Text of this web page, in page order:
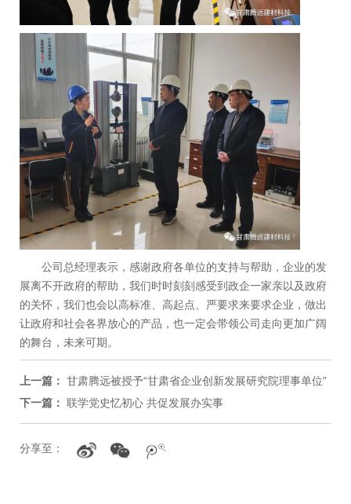
公司总经理表示，感谢政府各单位的支持与帮助，企业的发
展离不开政府的帮助，我们时时刻刻感受到政企一家亲以及政府
的关怀，我们也会以高标准、高起点、严要求来要求企业，做出
让政府和社会各界放心的产品，也一定会带领公司走向更加广阔
的舞台，未来可期。
上一篇： 甘肃腾远被授予“甘肃省企业创新发展研究院理事单位”
下一篇： 联学党史忆初心 共促发展办实事
分享至：